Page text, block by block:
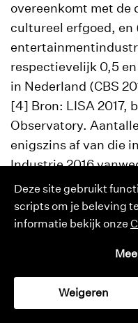
Deze site gebruikt
scripts om je beleving
informatie bekijk onze
Weigeren
cultuurmonitor catalogus
overeenkomt met de
cultureel erfgoed, en
respectievelijk 0,5
in Nederland (CBS
[4] Bron: LISA 2017,
Observatory.
enigszins af van die
Industrie 2016
terugwerkende
LISA-database.
[5] Het is dan ook
Monitor Creatieve
achterblijft bij de
vestigingen. De